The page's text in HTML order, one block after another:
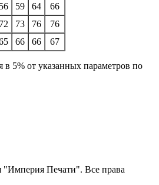
56 59 64
66
72 73 76
76
66 66 67
в 5% от указанных параметров по
"Империя Печати". Все права